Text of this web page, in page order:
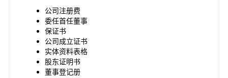
公司注册费
委任首任董事
保证书
公司成立证书
实体资料表格
股东证明书
董事登记册